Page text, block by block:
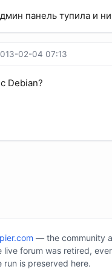
панель тупила и
02-04 07:13
Debian?
— the community
live forum was retired,
is preserved here.